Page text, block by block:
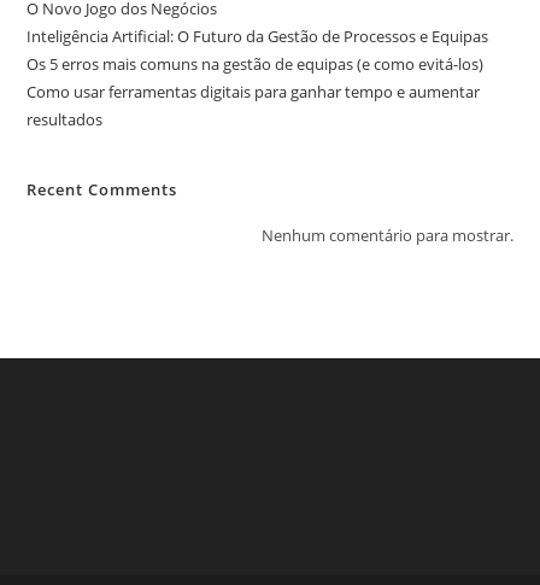
O Novo Jogo dos Negócios
Inteligência Artificial: O Futuro da Gestão de Processos e Equipas
Os 5 erros mais comuns na gestão de equipas (e como evitá-los)
Como usar ferramentas digitais para ganhar tempo e aumentar
resultados
Recent Comments
Nenhum comentário para mostrar.